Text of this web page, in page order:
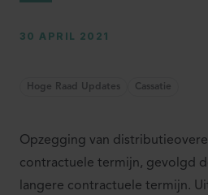
30 APRIL 2021
Hoge Raad Updates Cassatie
Opzegging van
contractuele termijn, gevolgd
langere contractuele termijn.